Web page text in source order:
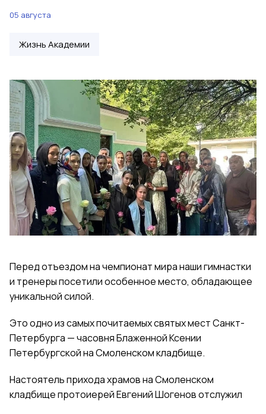
05 августа
Жизнь Академии
Перед отъездом на чемпионат мира наши гимнастки
и тренеры посетили особенное место, обладающее
уникальной силой.
Это одно из самых почитаемых святых мест Санкт-
Петербурга — часовня Блаженной Ксении
Петербургской на Смоленском кладбище.
Настоятель прихода храмов на Смоленском
кладбище протоиерей Евгений Шогенов отслужил